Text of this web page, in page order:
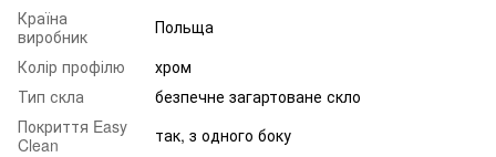
Країна
виробник
Польща
Колір профілю
хром
Тип скла
безпечне загартоване скло
Покриття Easy
Clean
так, з одного боку